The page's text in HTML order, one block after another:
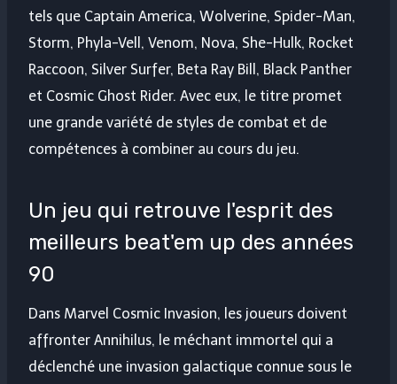
tels que Captain America, Wolverine, Spider-Man,
Storm, Phyla-Vell, Venom, Nova, She-Hulk, Rocket
Raccoon, Silver Surfer, Beta Ray Bill, Black Panther
et Cosmic Ghost Rider. Avec eux, le titre promet
une grande variété de styles de combat et de
compétences à combiner au cours du jeu.
Un jeu qui retrouve l'esprit des
meilleurs beat'em up des années
90
Dans Marvel Cosmic Invasion, les joueurs doivent
affronter Annihilus, le méchant immortel qui a
déclenché une invasion galactique connue sous le